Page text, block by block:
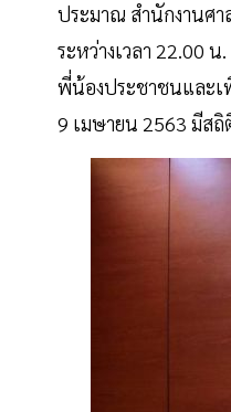
ประมาณ สำนักงานศา
ระหว่างเวลา 22.00
พี่น้องประชาชนและเ
9 เมษายน 2563 มีสถิ